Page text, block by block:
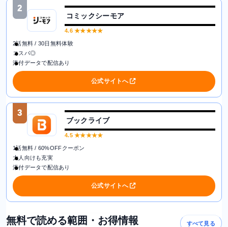
2
コミックシーモア
4.6★★★★★
2話無料 / 30日無料体験
コスパ◎
添付データで配信あり
公式サイトへ
3
ブックライブ
4.5★★★★★
1話無料 / 60%OFFクーポン
大人向けも充実
添付データで配信あり
公式サイトへ
無料で読める範囲・お得情報 すべて見る